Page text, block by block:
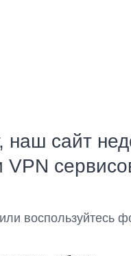
сайт
VPN
воспользуйтесь